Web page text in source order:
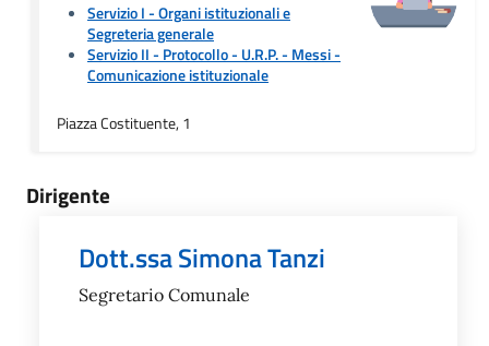
Servizio I - Organi istituzionali e
Segreteria generale
Servizio II - Protocollo - U.R.P. - Messi-
Comunicazione istituzionale
Piazza Costituente, 1
Dirigente
Dott.ssa Simona Tanzi
Segretario Comunale